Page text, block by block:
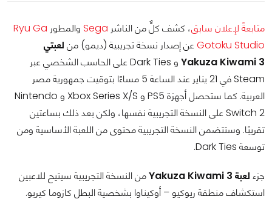
متابعةً لإعلان سابق، كشف كلٌّ من الناشر Sega والمطور Ryu Ga
Gotoku Studioعن إصدار نسخة تجريبية (ديمو) من لعبتي
Yakuza Kiwami 3
و Dark Ties على الحاسب الشخصي عبر
Steam في 21 يناير عند الساعة 5 مساءًا بتوقيت جمهورية مصر
العربية. كما ستحصل أجهزة PS5 و Xbox Series X/S و Nintendo
Switch 2 على النسخة التجريبية نفسها، ولكن بعد ذلك بساعتين
تقريبًا. وستتضمن النسخة التجريبية محتوى من اللعبة الأساسية ومن
توسعة Dark Ties.
جزء لعبة Yakuza Kiwami 3
من النسخة التجريبية سيتيح للاعبين
استكشاف منطقة ريوكيو – أوكيناوا بشخصية البطل كازوما كيريو.